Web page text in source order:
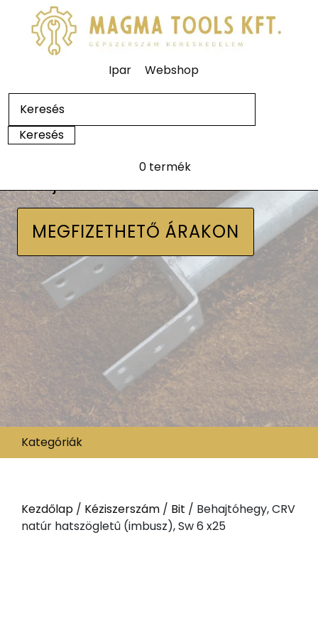
Ipar Webshop
0 termék
MEGFIZETHETŐ ÁRAKON
Kategóriák
Kezdőlap / Kéziszerszám / Bit / Behajtóhegy, CRV
natúr hatszögletû (imbusz), Sw 6 x25